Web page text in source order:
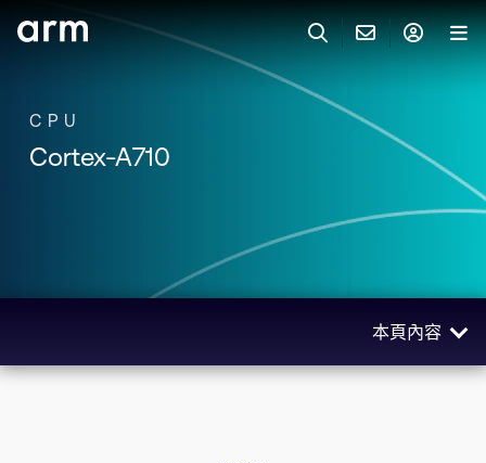
Skip to Main Content
聯絡技術支援
Flexible Access 企業版
其他事項
Arm 帳號
產品
CPU
Cortex-A710
本頁內容
概述